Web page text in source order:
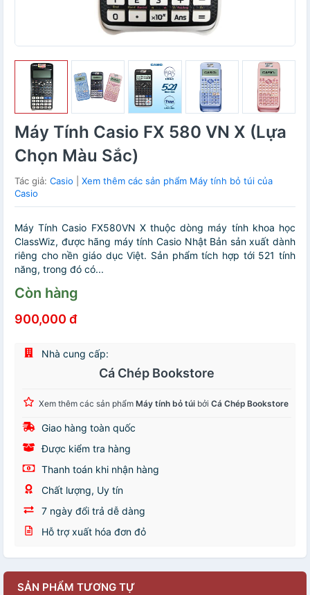
Máy Tính Casio FX 580 VN X (Lựa
Chọn Màu Sắc)
Tác giả: Casio
Xem thêm các sản phẩm Máy tính bỏ túi của
Casio
Máy Tính Casio FX580VN X thuộc dòng máy tính khoa học
ClassWiz, được hãng máy tính Casio Nhật Bản sản xuất dành
riêng cho nền giáo dục Việt. Sản phẩm tích hợp tới 521 tính
năng, trong đó có...
Còn hàng
900,000 đ
Nhà cung cấp:
Cá Chép Bookstore
Xem thêm các sản phẩm Máy tính bỏ túi bởi Cá Chép Bookstore
Giao hàng toàn quốc
Được kiểm tra hàng
Thanh toán khi nhận hàng
Chất lượng, Uy tín
7 ngày đổi trả dễ dàng
Hỗ trợ xuất hóa đơn đỏ
SẢN PHẨM TƯƠNG TỰ